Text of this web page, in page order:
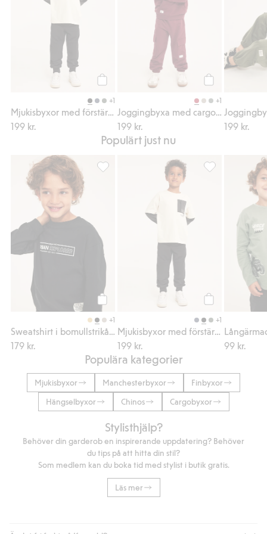
+1
199 kr.
+1
199 kr.
199 kr.
Populärt just nu
Köp
+1
179 kr.
Sweatshirt i bomullstrikå med texttryck,
+1
199 kr.
Mjukisbyxor
99 kr.
Populära kategorier
Mjukisbyxor Manchesterbyxor
Finbyxor
Hängselbyxor
Chinos Cargobyxor
Stylisthjälp?
Behöver din garderob en inspirerande uppdatering? Behöver
du tips på att hitta din stil?
Som medlem kan du boka tid med stylist i butik gratis.
Läs mer